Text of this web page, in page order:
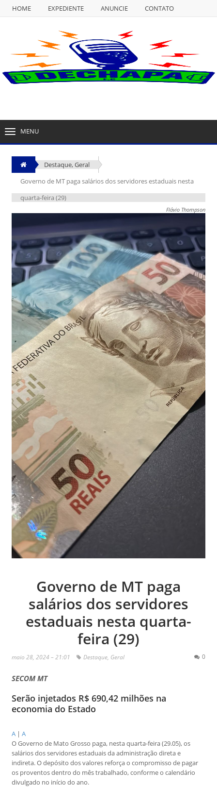
HOME EXPEDIENTE ANUNCIE
CONTATO
EXPEDIENTE ANUNCIE
MENU
Destaque,Geral
Governo de MT paga salários dos servidores estaduais nesta
quarta-feira (29)
Flávio Thompson
Governo de MT paga
salários dos servidores
estaduais nesta quarta-
feira (29)
maio 28, 2024 – 21:01 Destaque, Geral 0
SECOM MT
Serão injetados R$ 690,42 milhões na
economia do Estado
A | A
O Governo de Mato Grosso paga, nesta quarta-feira (29.05), os
salários dos servidores estaduais da administração direta e
indireta. O depósito dos valores reforça o compromisso de pagar
os proventos dentro do mês trabalhado, conforme o calendário
divulgado no início do ano.